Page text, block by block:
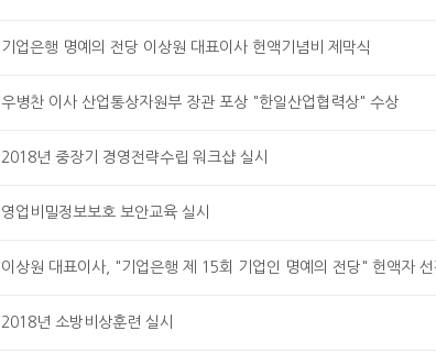
기업은행 명예의 전당 이상원 대표이사 헌액기념비 제막식
우병찬 이사 산업통상자원부 장관 포상 "한일산업협력상" 수상
2018년 중장기 경영전략수립 워크샵 실시
영업비밀정보보호 보안교육 실시
이상원 대표이사, "기업은행 제 15회 기업인 명예의 전당" 헌액자 선
2018년 소방비상훈련 실시